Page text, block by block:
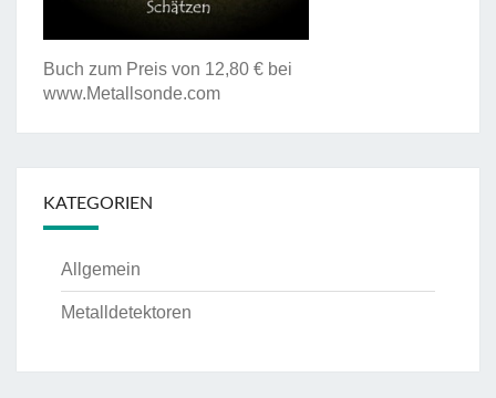
Buch zum Preis von 12,80 € bei
www.Metallsonde.com
KATEGORIEN
Allgemein
Metalldetektoren